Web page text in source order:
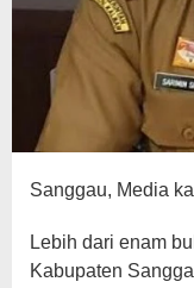
Sanggau, Media
Lebih dari enam
Kabupaten